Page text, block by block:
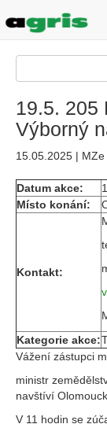
19.5. 205
Výborný
15.05.2025 | MZe
Datum akce:
Místo konání:
Kontakt:
Kategorie akce:
Vážení zástupci
ministr
navštíví
V 11 hodin se